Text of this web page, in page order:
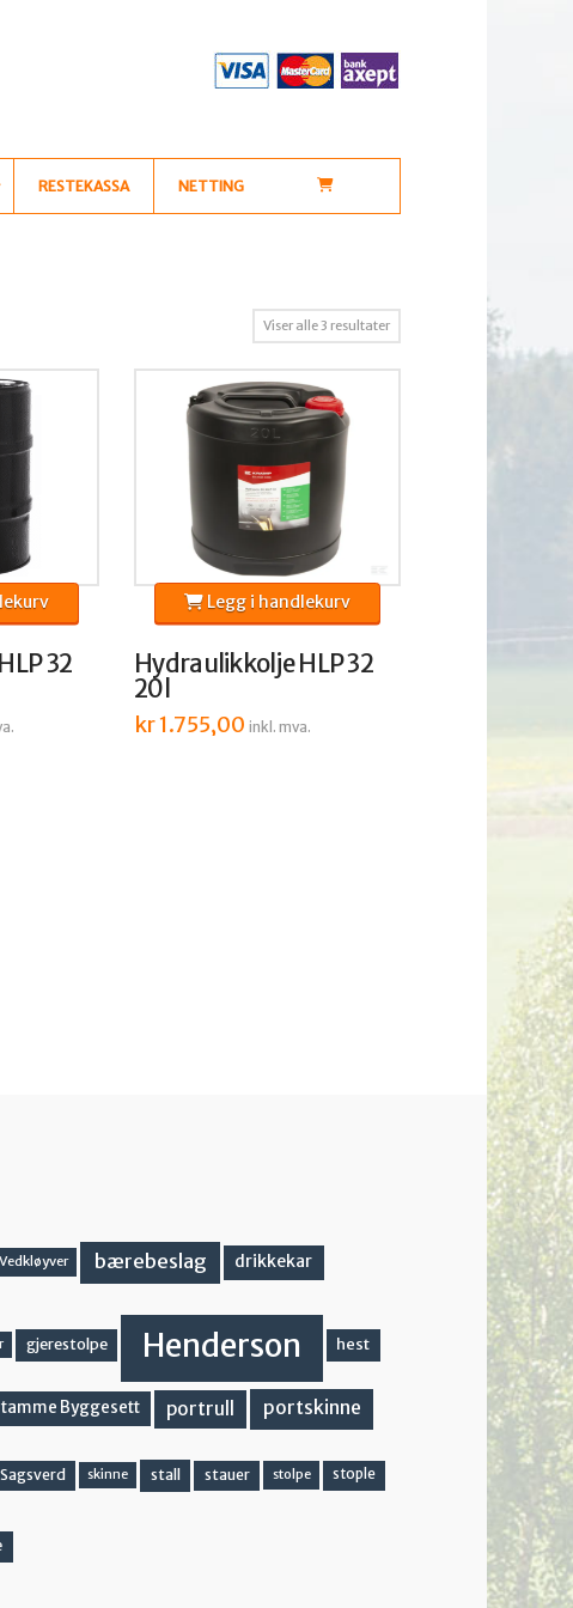
RESTEKASSA NETTING
Viser alle 3 resultaterSortert
32
Hydraulikkolje HLP 32
20l
kr1.755,00 inkl. mva.
Legg i handlekurv
bærebeslag drikkekar
gjerestolpe Henderson hest
Byggesett portrull portskinne
Sagsverd skinne stall stauer stolpe stople